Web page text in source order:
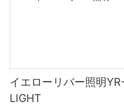
イエローリバー照明
LIGHT